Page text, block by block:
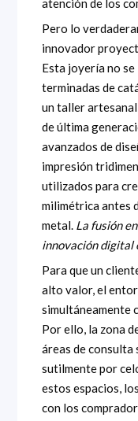
atención de los
Pero lo
innovador
Esta joyería no
terminadas de
un taller
de última
avanzados de
impresión
utilizados para
milimétrica antes
metal. La fusión
innovación digital
Para que un
alto valor, el
simultáneamente
Por ello, la zona
áreas de consulta
sutilmente por
estos espacios,
con los